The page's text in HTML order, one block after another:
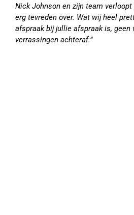
Nick Johnson en zijn team
erg tevreden over. Wat wij heel
afspraak bij jullie afspraak is, geen
verrassingen achteraf.”